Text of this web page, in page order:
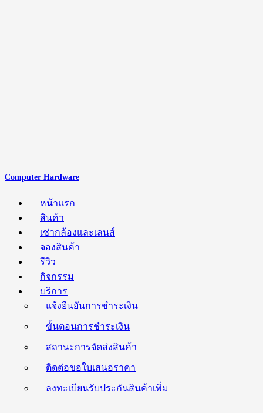
Computer Hardware
หน้าแรก
สินค้า
เช่ากล้องและเลนส์
จองสินค้า
รีวิว
กิจกรรม
บริการ
แจ้งยืนยันการชำระเงิน
ขั้นตอนการชำระเงิน
สถานะการจัดส่งสินค้า
ติดต่อขอใบเสนอราคา
ลงทะเบียนรับประกันสินค้าเพิ่ม